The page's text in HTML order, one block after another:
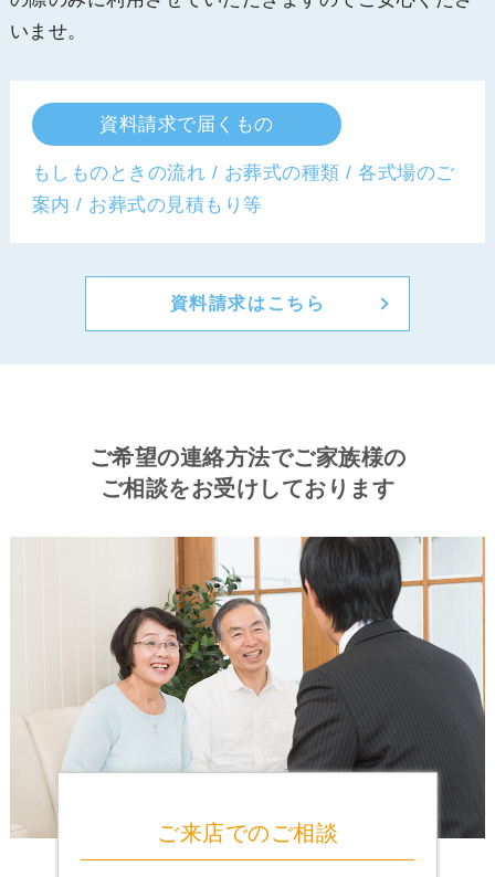
いませ。
資料請求で届くもの
もしものときの流れ / お葬式の種類 / 各式場のご
案内 / お葬式の見積もり等
資料請求はこちら
ご希望の連絡方法でご家族様の
ご相談をお受けしております
ご来店でのご相談